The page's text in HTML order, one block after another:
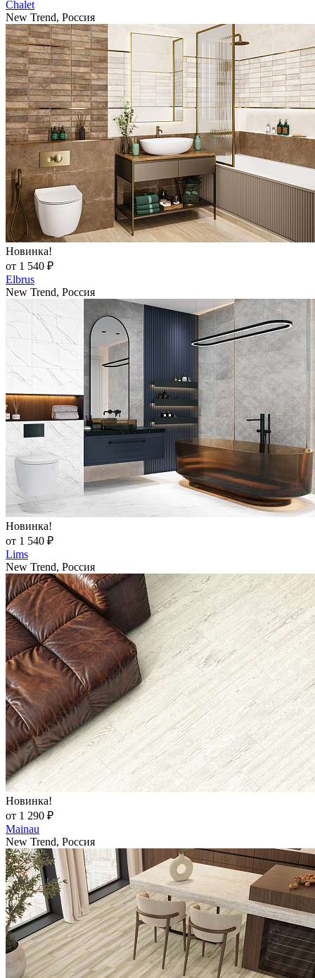
Chalet
New Trend, Россия
Новинка!
от 1 540 ₽
Elbrus
New Trend, Россия
Новинка!
от 1 540 ₽
Lims
New Trend, Россия
Новинка!
от 1 290 ₽
Mainau
New Trend, Россия